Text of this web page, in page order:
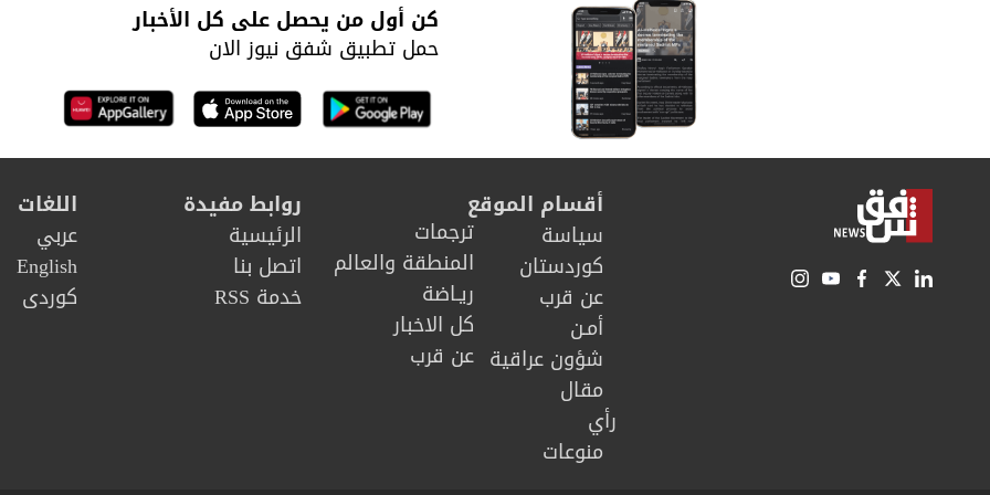
كن أول من يحصل على كل الأخبار
حمل تطبيق شفق نيوز الان
أقسام الموقع
سیاسة
كوردستان
عن قرب
أمـن
شؤون عراقية
مقال
رأي
منوعات
ترجمات
المنطقة والعالم
ريـاضة
كل الاخبار
عن قرب
روابط مفيدة
الرئيسية
اتصل بنا
خدمة RSS
اللغات
عربي
English
كوردى